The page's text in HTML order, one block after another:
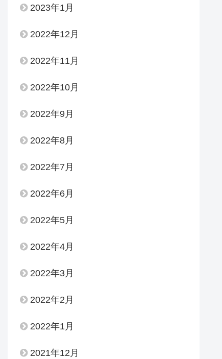
2023年1月
2022年12月
2022年11月
2022年10月
2022年9月
2022年8月
2022年7月
2022年6月
2022年5月
2022年4月
2022年3月
2022年2月
2022年1月
2021年12月